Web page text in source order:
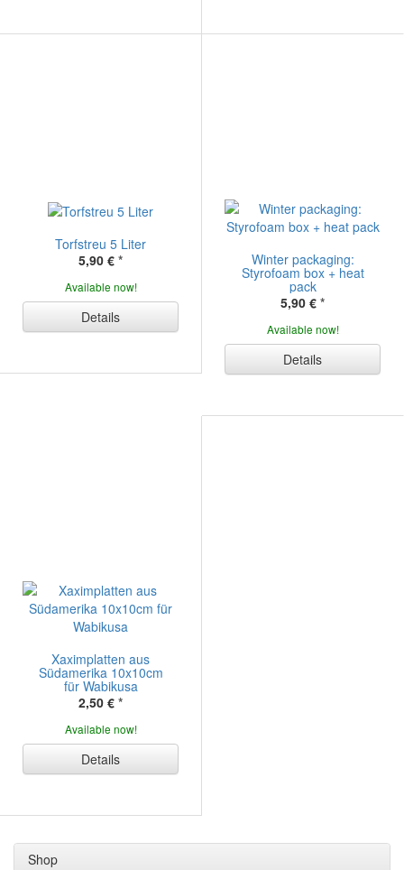
Torfstreu 5 Liter
5,90 € *
Available now!
Details
Winter packaging:
Styrofoam box + heat
pack
5,90 € *
Available now!
Details
Xaximplatten aus
Südamerika 10x10cm
für Wabikusa
2,50 € *
Available now!
Details
Shop